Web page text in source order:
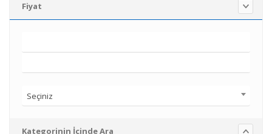
Fiyat
Seçiniz
Kategorinin İçinde Ara